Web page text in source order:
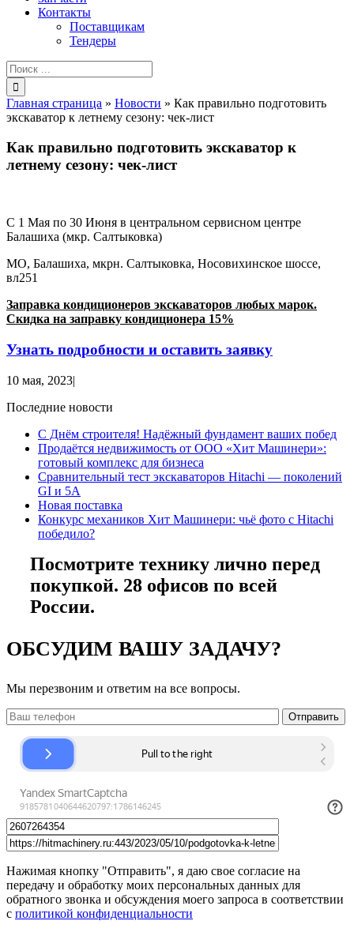
Контакты
Поставщикам
Тендеры
Результат
поиска:
Главная страница » Новости » Как правильно подготовить
экскаватор к летнему сезону: чек-лист
Как правильно подготовить экскаватор к
летнему сезону: чек-лист
С 1 Мая по 30 Июня в центральном сервисном центре
Балашиха (мкр. Салтыковка)
МО, Балашиха, мкрн. Салтыковка, Носовихинское шоссе,
вл251
Заправка кондиционеров экскаваторов любых марок.
Скидка на заправку кондиционера 15%
Узнать подробности и оставить заявку
10 мая, 2023|
Последние новости
С Днём строителя! Надёжный фундамент ваших побед
Продаётся недвижимость от ООО «Хит Машинери»:
готовый комплекс для бизнеса
Сравнительный тест экскаваторов Hitachi — поколений
GI и 5A
Новая поставка
Конкурс механиков Хит Машинери: чьё фото с Hitachi
победило?
Посмотрите технику лично перед
покупкой. 28 офисов по всей
России.
ОБСУДИМ ВАШУ ЗАДАЧУ?
Мы перезвоним и ответим на все вопросы.
Нажимая кнопку "Отправить", я даю свое согласие на
передачу и обработку моих персональных данных для
обратного звонка и обсуждения моего запроса в соответствии
с политикой конфиденциальности